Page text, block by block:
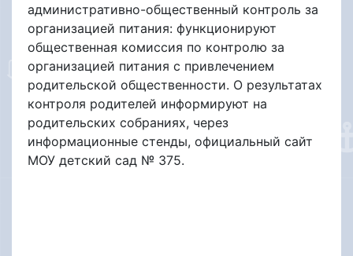
административно-общественный контроль за
организацией питания: функционируют
общественная комиссия по контролю за
организацией питания с привлечением
родительской общественности. О результатах
контроля родителей информируют на
родительских собраниях, через
информационные стенды, официальный сайт
МОУ детский сад № 375.